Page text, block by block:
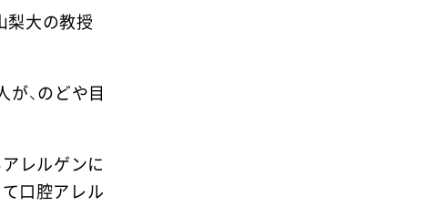
梨大の教授
、のどや目
レルゲンに
口腔アレル